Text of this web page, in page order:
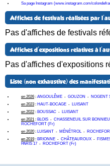
Sa page Instagram (www.instagram.com/
Affiches de festivals réalisées par
Pas d'affiches de festivals
Affiches d'expositions relatives à
Pas d'affiches d'expositions
Liste (non exhaustive) des
en 2026 : ANGOULÊME - GOUZON - NOGENT
en 2023 : HAUT-BOCAGE - LUISANT
en 2022 : BOUSSAC - LUISANT
en 2021 : BLOIS - CHASSENEUIL SUR
ROCHEFORT (Fr)
en 2020: LUISANT - MÉNÉTROL -
en 2019 : BRIONNE - CHÂTEAUROUX -
PARIS 17 - ROCHEFORT (Fr)